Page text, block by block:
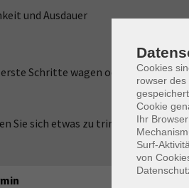
und Ausdauer
erste Schritte wagen oder bereits
Sie sich etwas zu trinken mit und
Cookies
rowser
Cookie
Ihr
Surf-
von